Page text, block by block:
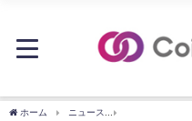
ホーム ニュース